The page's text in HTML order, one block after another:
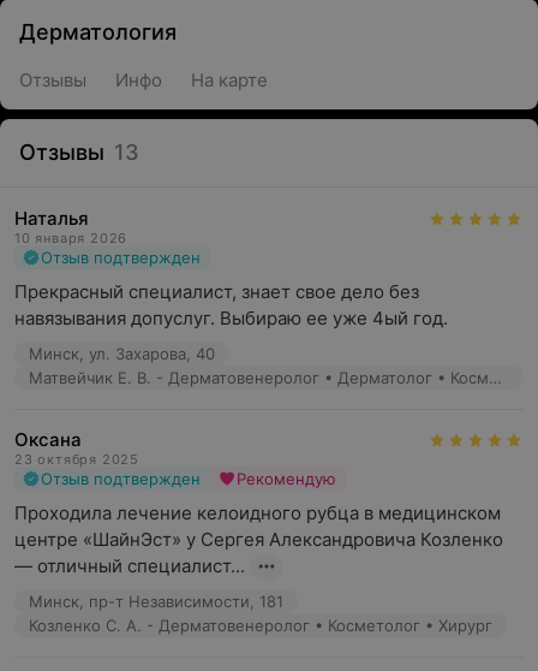
Дерматология
Отзывы Инфо На карте
Отзывы 13
Наталья
10 января 2026
Отзыв подтвержден
Прекрасный специалист, знает свое дело без
навязывания допуслуг. Выбираю ее уже 4ый год.
Минск, ул. Захарова, 40
Матвейчик Е. В. - Дерматовенеролог • Дерматолог • Косметолог • Трихолог
Оксана
23 октября 2025
Отзыв подтвержден Рекомендую
Проходила лечение келоидного рубца в медицинском
центре «ШайнЭст» у Сергея Александровича Козленко
— отличный специалист...
Минск, пр-т Независимости, 181
Козленко С. А. - Дерматовенеролог • Косметолог • Хирург